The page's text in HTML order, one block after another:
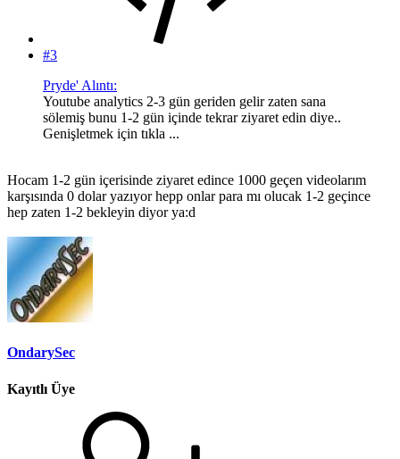
#3
Pryde' Alıntı:
Youtube analytics 2-3 gün geriden gelir zaten sana
sölemiş bunu 1-2 gün içinde tekrar ziyaret edin diye..
Genişletmek için tıkla ...
Hocam 1-2 gün içerisinde ziyaret edince 1000 geçen videolarım
karşısında 0 dolar yazıyor hepp onlar para mı olucak 1-2 geçince
hep zaten 1-2 bekleyin diyor ya:d
OndarySec
Kayıtlı Üye